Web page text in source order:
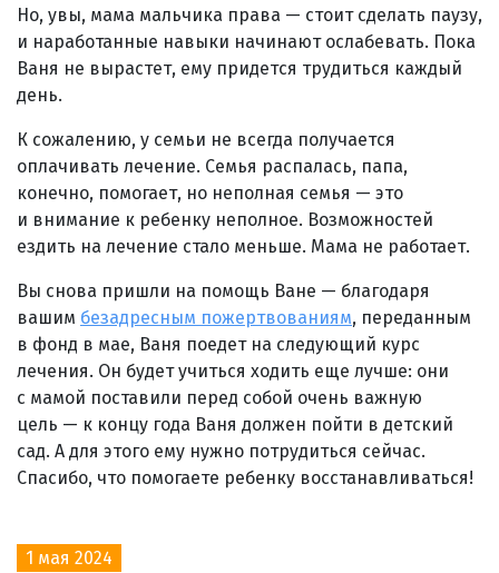
Но, увы, мама мальчика права — стоит сделать паузу,
и наработанные навыки начинают ослабевать. Пока
Ваня не вырастет, ему придется трудиться каждый
день.
К сожалению, у семьи не всегда получается
оплачивать лечение. Семья распалась, папа,
конечно, помогает, но неполная семья — это
и внимание к ребенку неполное. Возможностей
ездить на лечение стало меньше. Мама не работает.
Вы снова пришли на помощь Ване — благодаря
вашим безадресным пожертвованиям, переданным
в фонд в мае, Ваня поедет на следующий курс
лечения. Он будет учиться ходить еще лучше: они
с мамой поставили перед собой очень важную
цель — к концу года Ваня должен пойти в детский
сад. А для этого ему нужно потрудиться сейчас.
Спасибо, что помогаете ребенку восстанавливаться!
1 мая 2024